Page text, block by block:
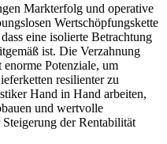
Markterfolg und operative
Wertschöpfungskette
eine isolierte Betrachtung
ist. Die Verzahnung
enorme Potenziale, um
resilienter zu
Hand in Hand arbeiten,
und wertvolle
der Rentabilität